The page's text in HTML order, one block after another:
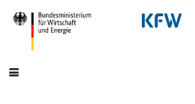
SrOnlyNavigation
Hauptmenü